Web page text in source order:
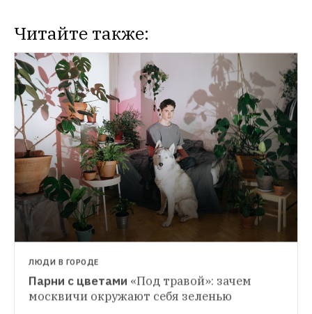
Читайте также:
ЛИЧНЫЙ ОПЫТ
«Я тот самый дед с музыкальных
ЛЮДИ В ГОРОДЕ
Парни с цветами «Под травой»: зачем
москвичи окружают себя зеленью